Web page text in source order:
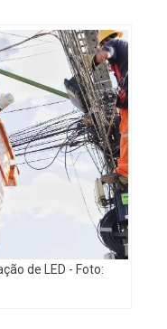
de LED - Foto: